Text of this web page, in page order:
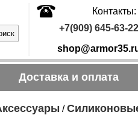
Контакты:
+7(909) 645-63-22
Доставка и оплата
/